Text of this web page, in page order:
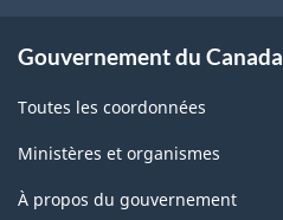
Gouvernement du Canada
Toutes les coordonnées
Ministères et organismes
À propos du gouvernement